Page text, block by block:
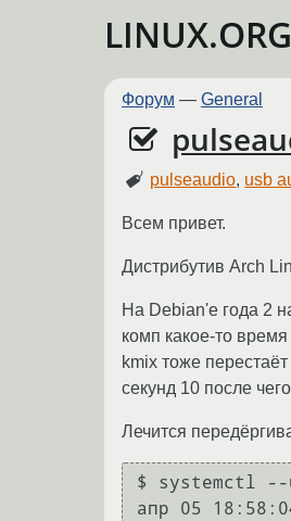
Форум — General
pulseaudio, usb
Всем привет.
Дистрибутив Arch
На Debian'e года 2
комп какое-то
kmix тоже
секунд 10 после
Лечится
$ systemctl --
апр 05